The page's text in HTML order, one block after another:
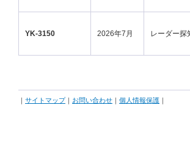
YK-3150 2026年7月 レーダー探
｜ サイトマップ｜ お問い合わせ ｜ 個人情報保護 ｜